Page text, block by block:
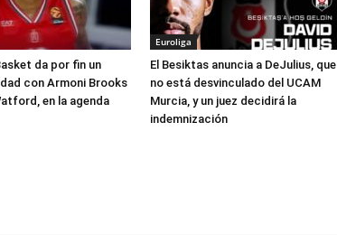
da por fin un
con Armoni Brooks
en la agenda
Euroliga
El Besiktas anuncia a DeJulius, que
no está desvinculado del UCAM
Murcia, y un juez decidirá la
indemnización